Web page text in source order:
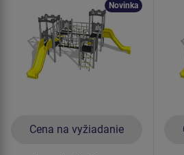
Cena na vyžiadanie
Novinka